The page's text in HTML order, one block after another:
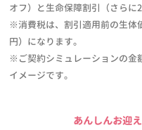
オフ）と生命保障割引（さらに
※消費税は、割引適用前の生体
円）になります。
※ご契約シミュレーションの金
イメージです。
あんしんお迎